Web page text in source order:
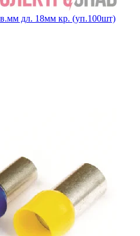
дл. 18мм кр. (уп.100шт)